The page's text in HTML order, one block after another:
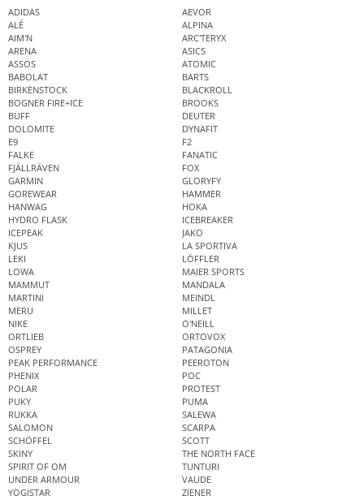
ADIDAS
AEVOR
ALÉ
ALPINA
AIM'N
ARC'TERYX
ARENA
ASICS
ASSOS
ATOMIC
BABOLAT
BARTS
BIRKENSTOCK
BLACKROLL
BOGNER FIRE+ICE
BROOKS
BUFF
DEUTER
DOLOMITE
DYNAFIT
E9
F2
FALKE
FANATIC
FJÄLLRÄVEN
FOX
GARMIN
GLORYFY
GOREWEAR
HAMMER
HANWAG
HOKA
HYDRO FLASK
ICEBREAKER
ICEPEAK
JAKO
KJUS
LA SPORTIVA
LEKI
LÖFFLER
LOWA
MAIER SPORTS
MAMMUT
MANDALA
MARTINI
MEINDL
MERU
MILLET
NIKE
O'NEILL
ORTLIEB
ORTOVOX
OSPREY
PATAGONIA
PEAK PERFORMANCE
PEEROTON
PHENIX
POC
POLAR
PROTEST
PUKY
PUMA
RUKKA
SALEWA
SALOMON
SCARPA
SCHÖFFEL
SCOTT
SKINY
THE NORTH FACE
SPIRIT OF OM
TUNTURI
UNDER ARMOUR
VAUDE
YOGISTAR
ZIENER